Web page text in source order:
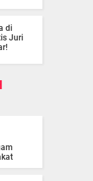
di
Juri